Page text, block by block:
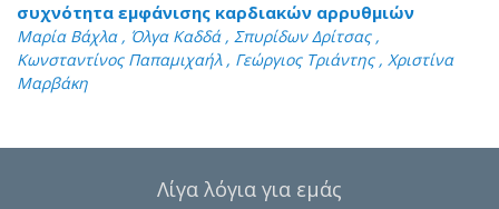
συχνότητα εμφάνισης καρδιακών αρρυθμιών
Μαρία Βάχλα , Όλγα Καδδά , Σπυρίδων Δρίτσας ,
Κωνσταντίνος Παπαμιχαήλ , Γεώργιος Τριάντης , Χριστίνα
Μαρβάκη
Λίγα λόγια για εμάς